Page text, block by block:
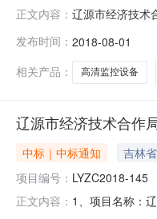
正文内容： 辽源市经济技术
2台、电源：32
发布时间： 2018-08-01
相关产品：
高清监控设备
辽源市经济技术合作
中标｜中标通知
吉林
项目编号： LYZC2018-145
正文内容： 1、项目名称：